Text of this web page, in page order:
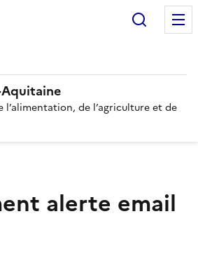
de l’agriculture et de
alerte email